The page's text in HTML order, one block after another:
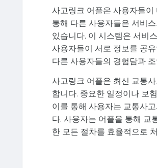
사고링크 어플은 사용자들
통해 다른 사용자들은 서비
있습니다. 이 시스템은 서비
사용자들이 서로 정보를 공
다른 사용자들의 경험담과
사고링크 어플은 최신 교통
합니다. 중요한 일정이나 보
이를 통해 사용자는 교통사
다. 사용자는 어플을 통해 교
한 모든 절차를 효율적으로